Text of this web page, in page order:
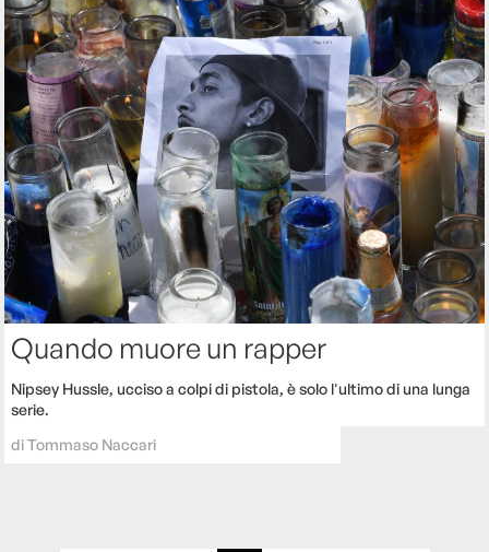
Quando muore un rapper
Nipsey Hussle, ucciso a colpi di pistola, è solo l'ultimo di una lunga
serie.
diTommaso Naccari